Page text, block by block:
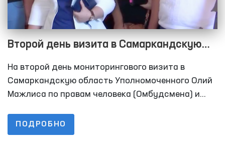
Второй день визита в Самаркандскую
область
На второй день мониторингового визита в
Самаркандскую область Уполномоченного Олий
Мажлиса по правам человека (Омбудсмена) и
предупреждению случаев пыток в рамках
национального превентивного механизма, был
ПОДРОБНО